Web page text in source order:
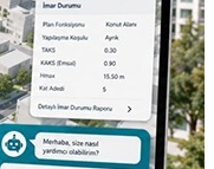
Bozbey,
bin paket yerel
üreten’